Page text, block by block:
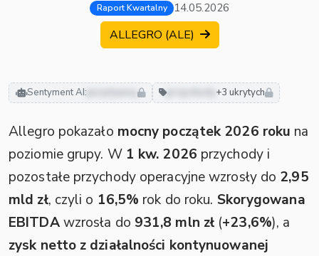
Raport Kwartalny 14.05.2026
ALLEGRO (ALE)
Sentyment AI: pozytywny przychody +3 ukrytych
Allegro pokazało mocny początek 2026 roku na
poziomie grupy. W 1 kw. 2026 przychody i
pozostałe przychody operacyjne wzrosły do 2,95
mld zł, czyli o 16,5% rok do roku. Skorygowana
EBITDAwzrosła do 931,8 mln zł (+23,6%), a
zysk netto z działalności kontynuowanej